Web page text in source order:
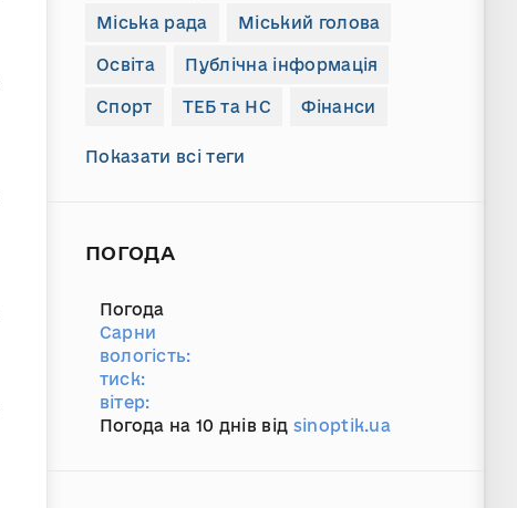
Міська рада Міський голова
Освіта Публічна інформація
Спорт ТЕБ та НС Фінанси
Показати всі теги
ПОГОДА
Погода
Сарни
вологість:
тиск:
вітер:
Погода на 10 днів від sinoptik.ua